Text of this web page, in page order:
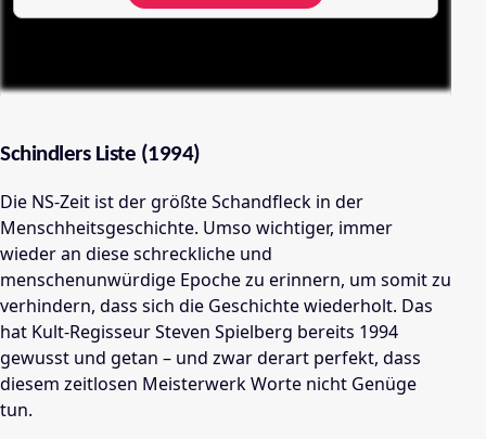
Schindlers Liste (1994)
Die NS-Zeit ist der größte Schandfleck in der
Menschheitsgeschichte. Umso wichtiger, immer
wieder an diese schreckliche und
menschenunwürdige Epoche zu erinnern, um somit zu
verhindern, dass sich die Geschichte wiederholt. Das
hat Kult-Regisseur Steven Spielberg bereits 1994
gewusst und getan – und zwar derart perfekt, dass
diesem zeitlosen Meisterwerk Worte nicht Genüge
tun.